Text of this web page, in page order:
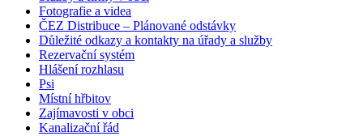
Fotografie a videa
ČEZ Distribuce – Plánované odstávky
Důležité odkazy a kontakty na úřady a služby
Rezervační systém
Hlášení rozhlasu
Psi
Místní hřbitov
Zajímavosti v obci
Kanalizační řád